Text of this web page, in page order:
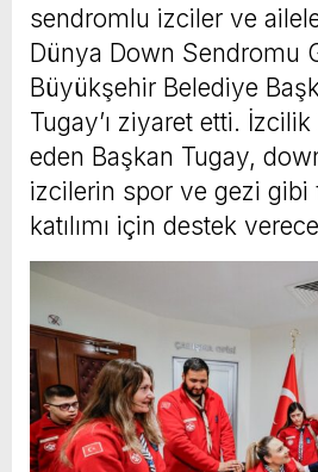
sendromlu izciler ve
Dünya Down Sendromu
Büyükşehir Belediye
Tugay’ı ziyaret etti.
eden Başkan Tugay,
izcilerin spor ve gezi gibi
katılımı için destek